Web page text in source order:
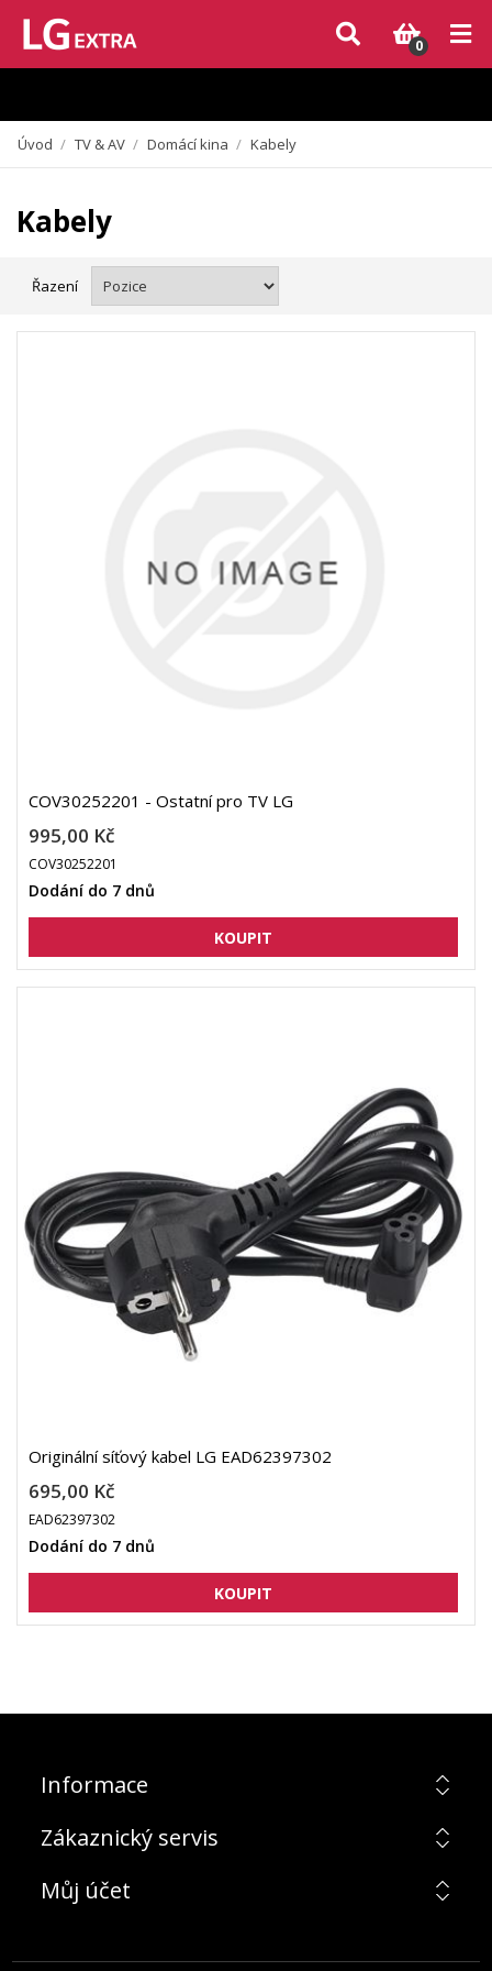
Vzhledem k aktuální situaci se může dodání dílů, které nejsou skladem,
zpozdit. Děkujeme za pochopení.
0
Úvod / TV & AV / Domácí kina / Kabely
Kabely
Řazení
COV30252201 - Ostatní pro TV LG
995,00 Kč
COV30252201
Dodání do 7 dnů
Originální síťový kabel LG EAD62397302
695,00 Kč
EAD62397302
Dodání do 7 dnů
Informace
Zákaznický servis
Můj účet